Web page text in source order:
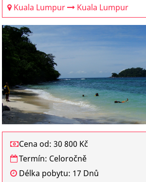
Kuala Lumpur Kuala Lumpur
Cena od: 30 800 Kč
Termín: Celoročně
Délka pobytu: 17 Dnů